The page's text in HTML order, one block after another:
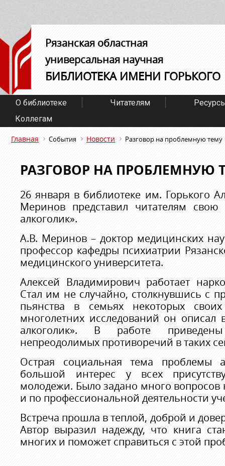
Рязанская областная
универсальная научная
БИБЛИОТЕКА ИМЕНИ ГОРЬКОГО
О библиотеке Читателям
Коллегам
Главная События Новости Разговор на проблемную тему
РАЗГОВОР НА ПРОБЛЕМНУЮ
26 января в библиотеке им. Горького
Меринов представил читателям
алкоголик».
А.В. Меринов – доктор медицинских
профессор кафедры психиатрии
медицинского университета.
Алексей Владимирович работает
Стал им не случайно, столкнувшись с
пьянства в семьях некоторых своих
многолетних исследований он описал
алкоголик». В работе
непреодолимых противоречий в таких
Острая социальная тема проблемы
большой интерес у всех
молодежи. Было задано много вопросов
и по профессиональной деятельности
Встреча прошла в теплой, доброй и
Автор выразил надежду, что книга
многих и поможет справиться с этой